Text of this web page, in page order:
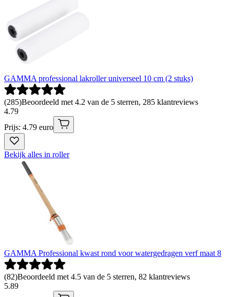
GAMMA professional lakroller universeel 10 cm (2 stuks)
(285)Beoordeeld met 4.2 van de 5 sterren, 285 klantreviews
4.79
Prijs: 4.79 euro
Bekijk alles in roller
GAMMA Professional kwast rond voor watergedragen verf maat 8
(82)Beoordeeld met 4.5 van de 5 sterren, 82 klantreviews
5.89